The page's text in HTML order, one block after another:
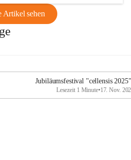
Artikel sehen
Jubiläumsfestival "cellensis
Lesezeit 1 Minute•17. Nov.